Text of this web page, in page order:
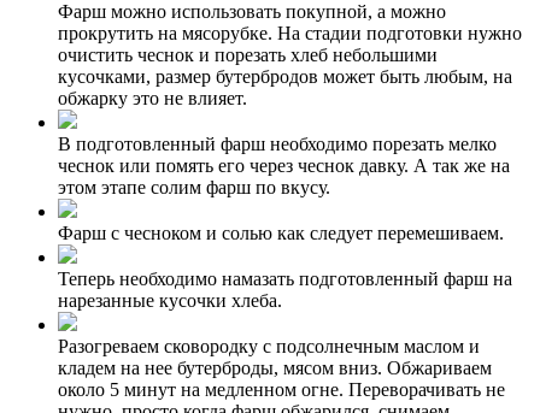
Фарш можно использовать покупной, а можно
прокрутить на мясорубке. На стадии подготовки нужно
очистить чеснок и порезать хлеб небольшими
кусочками, размер бутербродов может быть любым, на
обжарку это не влияет.
В подготовленный фарш необходимо порезать мелко
чеснок или помять его через чеснок давку. А так же на
этом этапе солим фарш по вкусу.
Фарш с чесноком и солью как следует перемешиваем.
Теперь необходимо намазать подготовленный фарш на
нарезанные кусочки хлеба.
Разогреваем сковородку с подсолнечным маслом и
кладем на нее бутерброды, мясом вниз. Обжариваем
около 5 минут на медленном огне. Переворачивать не